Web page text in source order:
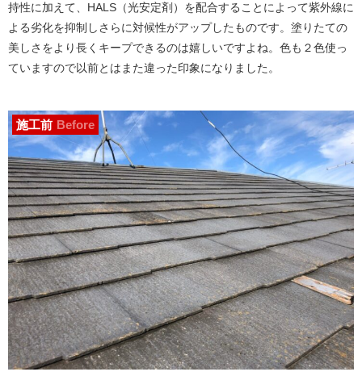
持性に加えて、HALS（光安定剤）を配合することによって紫外線に
よる劣化を抑制しさらに対候性がアップしたものです。塗りたての
美しさをより長くキープできるのは嬉しいですよね。色も２色使っ
ていますので以前とはまた違った印象になりました。
施工前 Before